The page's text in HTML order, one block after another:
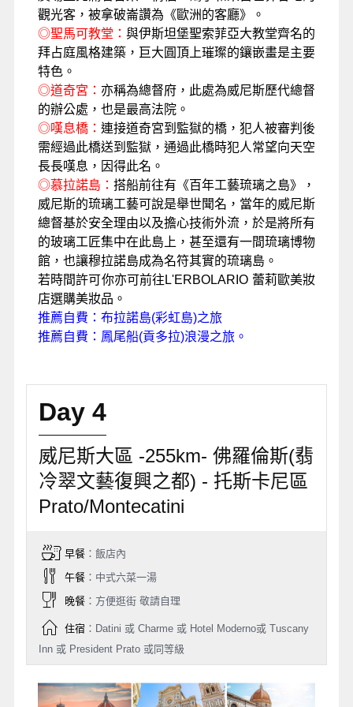
觀光客，被拿破崙讚為《歐洲的客廳》。
◎聖馬可教堂： 與伊斯坦堡聖索菲亞大教堂齊名的
拜占庭風格建築，巨大圓頂上璀璨的鑲嵌畫是主要
特色。
◎道奇宮： 亦稱為總督府，此處為威尼斯歷代總督
的辦公處，也是最高法院。
◎嘆息橋： 連接道奇宮到監獄的橋，犯人被審判後
需經過此橋送到監獄，通過此橋時犯人常望向天空
長長嘆息，因得此名。
◎慕拉諾島： 搭船前往有《百年工藝琉璃之島》，
威尼斯的琉璃工藝可說是舉世聞名，當年的威尼斯
總督基於安全理由以及擔心技術外流，於是將所有
的玻璃工匠集中在此島上，甚至還有一間琉璃博物
館，也讓穆拉諾島成為名符其實的琉璃島。
若時間許可你亦可前往 L'ERBOLARIO 蕾莉歐美妝
店選購美妝品。
推薦自費： 布拉諾島(彩虹島)之旅
推薦自費： 鳳尾船(貢多拉)浪漫之旅。
Day 4
威尼斯大區 -255km- 佛羅倫斯(翡
冷翠文藝復興之都) - 托斯卡尼區
Prato/Montecatini
早餐：飯店內
午餐：中式六菜一湯
晚餐：方便逛街 敬請自理
住宿：Datini 或 Charme 或 Hotel Moderno或 Tuscany
Inn 或 President Prato 或同等級